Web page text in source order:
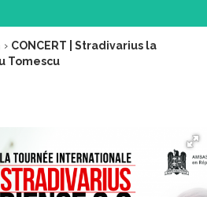
› CONCERT | Stradivarius la
Tomescu